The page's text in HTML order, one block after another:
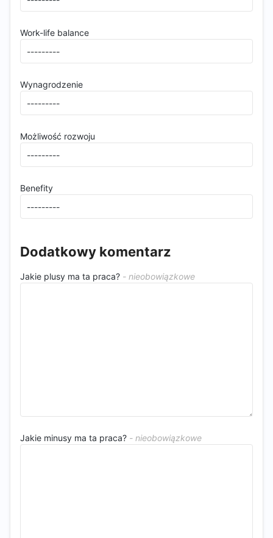
Work-life balance
Wynagrodzenie
Możliwość rozwoju
Benefity
Dodatkowy komentarz
Jakie plusy ma ta praca?
Jakie minusy ma ta praca?